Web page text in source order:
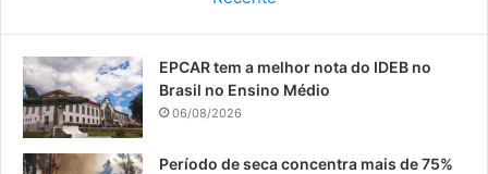
b
o
o
u
e
a
r
EPCAR tem a melhor nota do IDEB no
Brasil no Ensino Médio
06/08/2026
Período de seca concentra mais de 75%